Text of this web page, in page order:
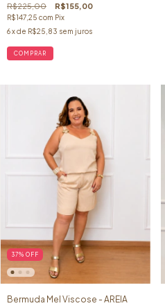
R$225,00 R$155,00
R$147,25 com Pix
6x de R$25,83 sem juros
COMPRAR
37% OFF
Bermuda Mel Viscose - AREIA